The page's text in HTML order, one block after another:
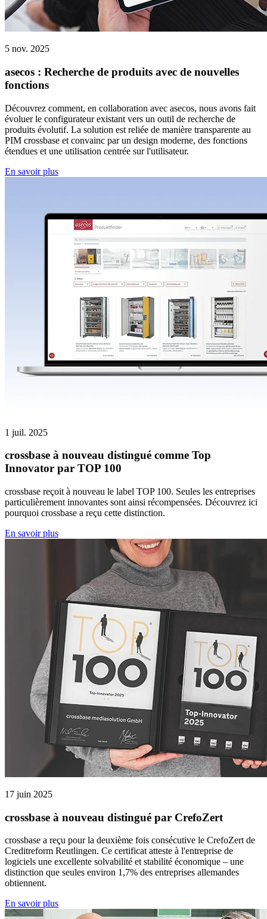
5 nov. 2025
asecos : Recherche de produits avec de nouvelles
fonctions
Découvrez comment, en collaboration avec asecos, nous avons fait
évoluer le configurateur existant vers un outil de recherche de
produits évolutif. La solution est reliée de manière transparente au
PIM crossbase et convainc par un design moderne, des fonctions
étendues et une utilisation centrée sur l'utilisateur.
En savoir plus
1 juil. 2025
crossbase à nouveau distingué comme Top
Innovator par TOP 100
crossbase reçoit à nouveau le label TOP 100. Seules les entreprises
particulièrement innovantes sont ainsi récompensées. Découvrez ici
pourquoi crossbase a reçu cette distinction.
En savoir plus
17 juin 2025
crossbase à nouveau distingué par CrefoZert
crossbase a reçu pour la deuxième fois consécutive le CrefoZert de
Creditreform Reutlingen. Ce certificat atteste à l'entreprise de
logiciels une excellente solvabilité et stabilité économique – une
distinction que seules environ 1,7% des entreprises allemandes
obtiennent.
En savoir plus